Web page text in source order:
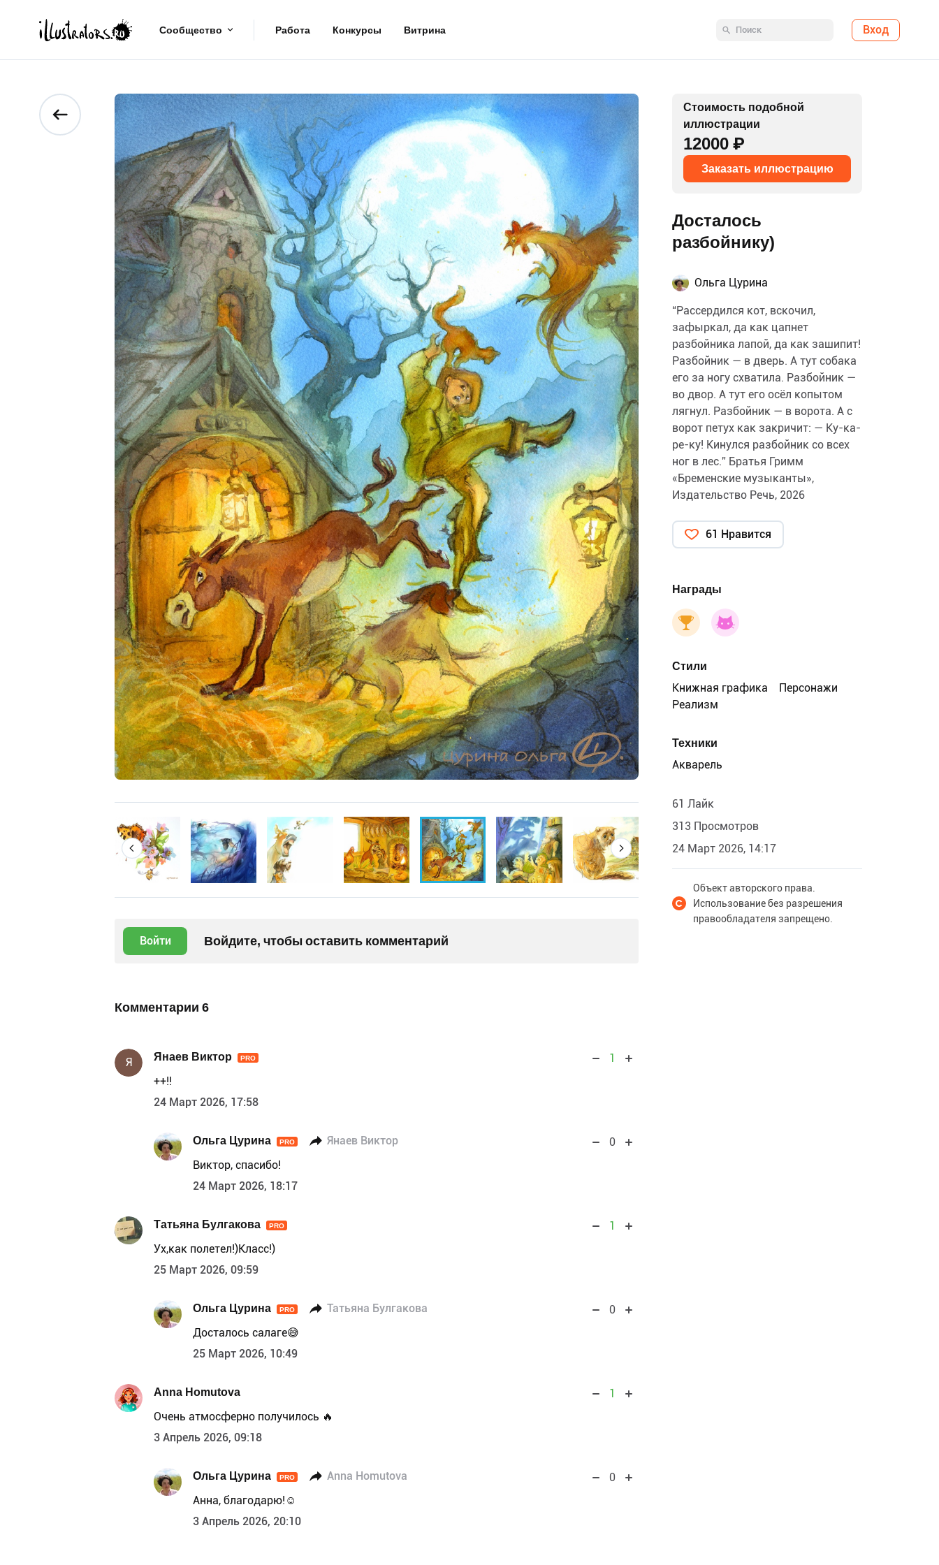
Сообщество Работа Конкурсы Витрина Вход
Войти Войдите, чтобы оставить комментарий
Комментарии 6
Я Янаев Виктор PRO
1
++!!
24 Март 2026, 17:58
Ольга Цурина PRO Янаев Виктор
0
Виктор, спасибо!
24 Март 2026, 18:17
Татьяна Булгакова PRO
1
Ух,как полетел!)Класс!)
25 Март 2026, 09:59
Ольга Цурина PRO Татьяна Булгакова
0
Досталось салаге😅
25 Март 2026, 10:49
Anna Homutova
1
Очень атмосферно получилось 🔥
3 Апрель 2026, 09:18
Ольга Цурина PRO Anna Homutova
0
Анна, благодарю!☺️
3 Апрель 2026, 20:10
Стоимость подобной
иллюстрации
12000 ₽
Заказать иллюстрацию
Досталось
разбойнику)
Ольга Цурина
“Рассердился кот, вскочил,
зафыркал, да как цапнет
разбойника лапой, да как зашипит!
Разбойник — в дверь. А тут собака
его за ногу схватила. Разбойник —
во двор. А тут его осёл копытом
лягнул. Разбойник — в ворота. А с
ворот петух как закричит: — Ку-ка-
ре-ку! Кинулся разбойник со всех
ног в лес.” Братья Гримм
«Бременские музыканты»,
Издательство Речь, 2026
61 Нравится
Награды
Стили
Книжная графика
Персонажи
Реализм
Техники
Акварель
61 Лайк
313 Просмотров
24 Март 2026, 14:17
Объект авторского права.
Использование без разрешения
правообладателя запрещено.